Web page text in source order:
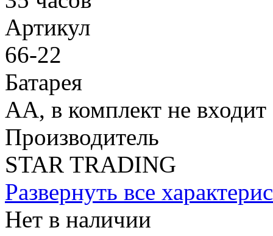
Артикул
66-22
Батарея
АА, в комплект не входит
Производитель
STAR TRADING
Развернуть все
Нет в наличии